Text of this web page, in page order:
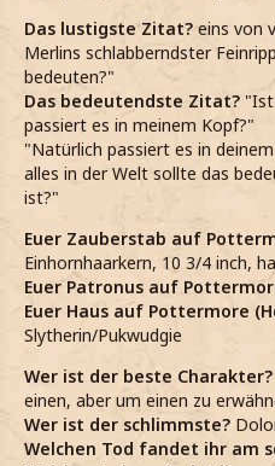
Das lustigste Zitat?eins von
Merlins schlabberndster
bedeuten?"
Das bedeutendste Zitat? "Ist
passiert es in meinem Kopf?"
"Natürlich passiert es in
alles in der Welt sollte das
ist?"
Euer Zauberstab auf
Einhornhaarkern, 10 3/4 inch,
Euer Patronus auf
Euer Haus auf Pottermore
Slytherin/Pukwudgie
Wer ist der beste Charakter?
einen, aber um einen zu
Wer ist der schlimmste?
Welchen Tod fandet ihr am